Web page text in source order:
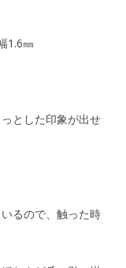
1.6㎜
とした印象が出せ
るので、触った時